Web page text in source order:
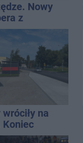
Nowy
z
przeciwko
na
Koniec